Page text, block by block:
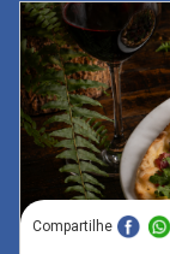
Compartilhe